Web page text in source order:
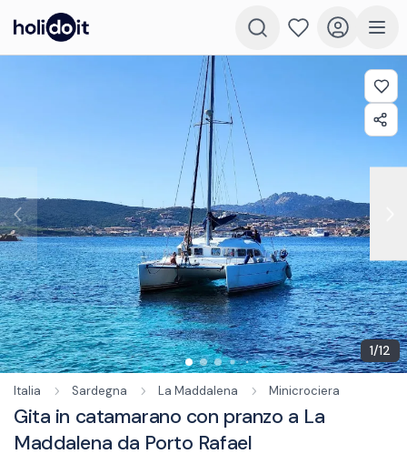
1/12
Italia Sardegna La Maddalena Minicrociera
Gita in catamarano con pranzo a La
Maddalena da Porto Rafael